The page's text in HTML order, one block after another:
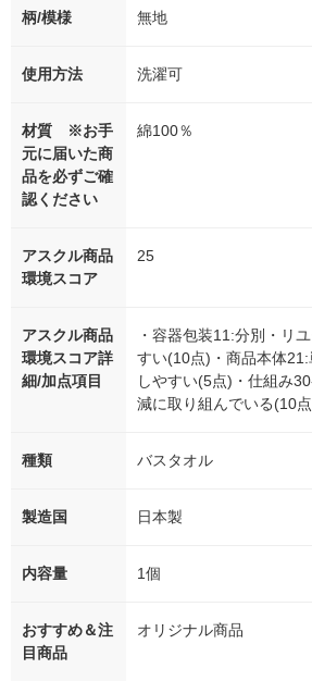
柄/模様 無地
使用方法 洗濯可
材質 ※お手
元に届いた商
品を必ずご確
認ください
綿100％
アスクル商品
環境スコア
25
アスクル商品
環境スコア詳
細/加点項目
・容器包装11:分別・リ
すい(10点)・商品本体
しやすい(5点)・仕組み
減に取り組んでいる(10
種類 バスタオル
製造国 日本製
内容量 1個
おすすめ＆注
目商品
オリジナル商品